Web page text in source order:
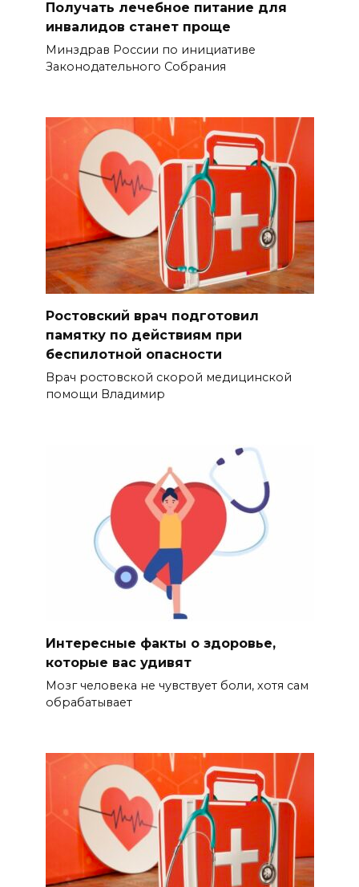
Получать лечебное питание для
инвалидов станет проще
Минздрав России по инициативе
Законодательного Собрания
Ростовский врач подготовил
памятку по действиям при
беспилотной опасности
Врач ростовской скорой медицинской
помощи Владимир
Интересные факты о здоровье,
которые вас удивят
Мозг человека не чувствует боли, хотя сам
обрабатывает